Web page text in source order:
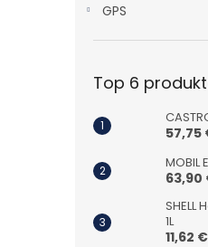
GPS
Top 6
57,75
MOBIL
63,90
SHELL
1L
11,62 €